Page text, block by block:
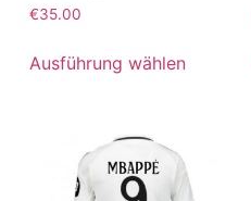
Bewertet
mit
von 5
€35.00
Ausführung wählen